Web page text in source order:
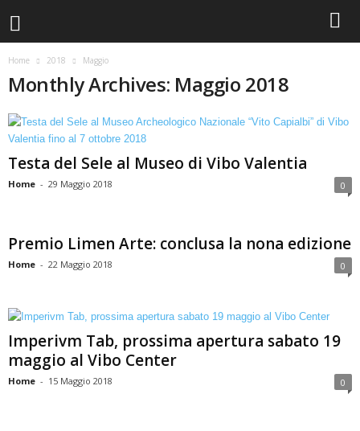
Home 2018 Maggio
Monthly Archives: Maggio 2018
Testa del Sele al Museo di Vibo Valentia
Home - 29 Maggio 2018 0
Premio Limen Arte: conclusa la nona edizione
Home - 22 Maggio 2018 0
Imperivm Tab, prossima apertura sabato 19
maggio al Vibo Center
Home - 15 Maggio 2018 0